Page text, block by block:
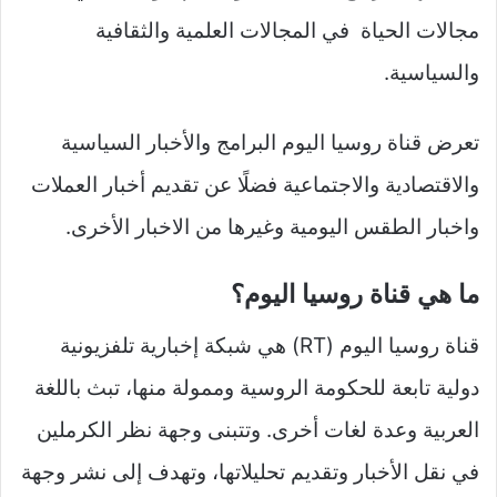
مجالات الحياة في المجالات العلمية والثقافية
والسياسية.
تعرض قناة روسيا اليوم البرامج والأخبار السياسية
والاقتصادية والاجتماعية فضلًا عن تقديم أخبار العملات
واخبار الطقس اليومية وغيرها من الاخبار الأخرى.
ما هي قناة روسيا اليوم؟
قناة روسيا اليوم (RT) هي شبكة إخبارية تلفزيونية
دولية تابعة للحكومة الروسية وممولة منها، تبث باللغة
العربية وعدة لغات أخرى. وتتبنى وجهة نظر الكرملين
في نقل الأخبار وتقديم تحليلاتها، وتهدف إلى نشر وجهة